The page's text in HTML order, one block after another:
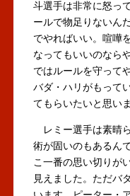
斗選手は非常に怒っ
ールで物足りないん
でやればいい。喧嘩
なってもいいのなら
ではルールを守って
バダ・ハリがもって
てもらいたいと思いま
レミー選手は素晴
術が固いのもあるん
こ一番の思い切りが
見えました。ただバ